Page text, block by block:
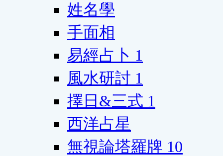
姓名學
手面相
易經占卜 1
風水研討 1
擇日&三式 1
西洋占星
無視論塔羅牌 10